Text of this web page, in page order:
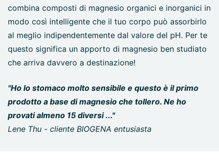
combina composti di magnesio organici e inorganici in
modo così intelligente che il tuo corpo può assorbirlo
al meglio indipendentemente dal valore del pH. Per te
questo significa un apporto di magnesio ben studiato
che arriva davvero a destinazione!
"Ho lo stomaco molto sensibile e questo è il primo
prodotto a base di magnesio che tollero. Ne ho
provati almeno 15 diversi ..."
Lene Thu - cliente BIOGENA entusiasta